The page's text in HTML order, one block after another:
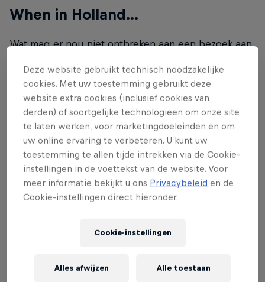
When in Holland...
Wat mag er nou niet ontbreken aan een bezoek aan
moet je het goed doen: met verse, warme
stroopwafels!
Alle grote namen zijn aanwezig
-legende Sir Jackie Stewart, die zelf voor het
eerst in 1964 op circuit Zandvoort racete, heeft er
Deze website gebruikt technisch noodzakelijke
cookies. Met uw toestemming gebruikt deze
website extra cookies (inclusief cookies van
derden) of soortgelijke technologieën om onze site
te laten werken, voor marketingdoeleinden en om
uw online ervaring te verbeteren. U kunt uw
toestemming te allen tijde intrekken via de Cookie-
instellingen in de voettekst van de website. Voor
meer informatie bekijkt u ons Privacybeleid en de
Cookie-instellingen direct hieronder.
Cookie-instellingen
Alles afwijzen Alle toestaan